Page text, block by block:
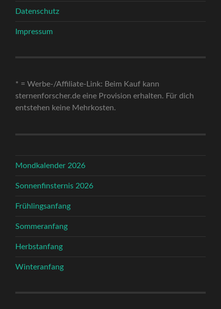
Datenschutz
Impressum
* = Werbe-/Affiliate-Link: Beim Kauf kann
sternenforscher.de eine Provision erhalten. Für dich
entstehen keine Mehrkosten.
Mondkalender 2026
Sonnenfinsternis 2026
Frühlingsanfang
Sommeranfang
Herbstanfang
Winteranfang